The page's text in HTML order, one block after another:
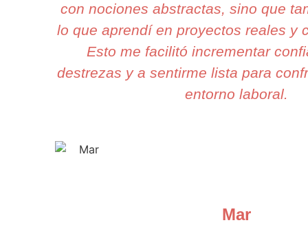
con nociones abstractas, sino que
lo que aprendí en proyectos reales y
Esto me facilitó incrementar
destrezas y a sentirme lista para
entorno laboral.
Mar